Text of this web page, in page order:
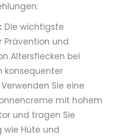
Die wichtigste
Prävention und
Altersflecken bei
konsequenter
Sie eine
mit hohem
und tragen Sie
wie Hüte und